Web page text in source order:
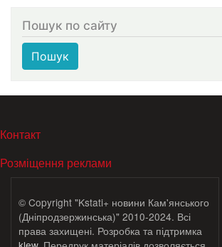
Пошук по сайту
Пошук
МЕНЮ В ПОДВАЛЕ
Контакт
Розміщення реклами
© Copyright "Kstati+ новини Кам'янського
(Дніпродзержинська)" 2010-2024. Всі
права захищені. Розробка та підтримка